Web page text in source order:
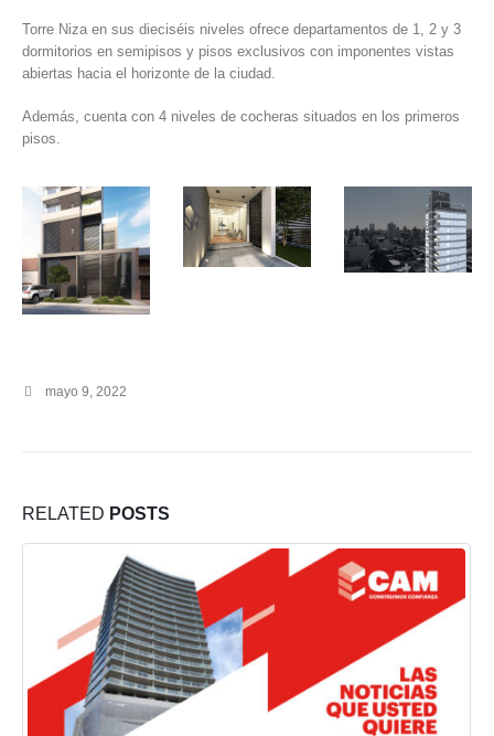
Torre Niza en sus dieciséis niveles ofrece departamentos de 1, 2 y 3
dormitorios en semipisos y pisos exclusivos con imponentes vistas
abiertas hacia el horizonte de la ciudad.
Además, cuenta con 4 niveles de cocheras situados en los primeros
pisos.
mayo 9, 2022
RELATED POSTS